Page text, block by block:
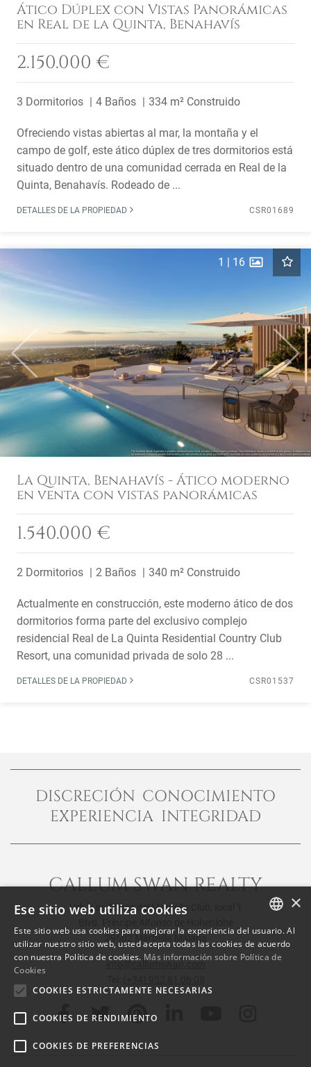
Ático Dúplex con Vistas Panorámicas
en Real de la Quinta, Benahavís
2.150.000 €
3 Dormitorios 4 Baños 334 m² Construido
Ofreciendo vistas abiertas al mar, la montaña y el
campo de golf, este ático dúplex de tres dormitorios está
situado dentro de una comunidad cerrada en Real de la
Quinta, Benahavís. Rodeado de ...
DETALLES DE LA PROPIEDAD CSR01689
Previous Next
1 | 16
La Quinta, Benahavís - Ático moderno
en venta con vistas panorámicas
1.540.000 €
2 Dormitorios 2 Baños 340 m² Construido
Actualmente en construcción, este moderno ático de dos
dormitorios forma parte del exclusivo complejo
residencial Real de La Quinta Residential Country Club
Resort, una comunidad privada de solo 28 ...
DETALLES DE LA PROPIEDAD CSR01537
DISCRECIÓN CONOCIMIENTO
EXPERIENCIA INTEGRIDAD
CALLUM SWAN REALTY
Urb. Las Torres del Marbella Club, local 1
29602 Marbella Málaga
ENGLISH
SPANISH
×
Ese sitio web utiliza cookies
Este sitio web usa cookies para mejorar la experiencia del usuario. Al
utilizar nuestro sitio web, usted acepta todas las cookies de acuerdo
con nuestra Política de cookies. Más información sobre Política de
Cookies
COOKIES ESTRICTAMENTE NECESARIAS
COOKIES DE RENDIMIENTO
COOKIES DE PREFERENCIAS